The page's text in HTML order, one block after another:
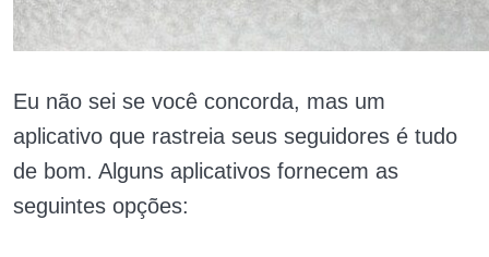
Eu não sei se você concorda, mas um
aplicativo que rastreia seus seguidores é tudo
de bom. Alguns aplicativos fornecem as
seguintes opções: